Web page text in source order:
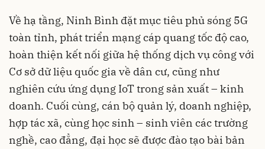
Về hạ tầng, Ninh Bình đặt mục tiêu phủ sóng 5G
toàn tỉnh, phát triển mạng cáp quang tốc độ cao,
hoàn thiện kết nối giữa hệ thống dịch vụ công với
Cơ sở dữ liệu quốc gia về dân cư, cũng như
nghiên cứu ứng dụng IoT trong sản xuất – kinh
doanh. Cuối cùng, cán bộ quản lý, doanh nghiệp,
hợp tác xã, cùng học sinh – sinh viên các trường
nghề, cao đẳng, đại học sẽ được đào tạo bài bản